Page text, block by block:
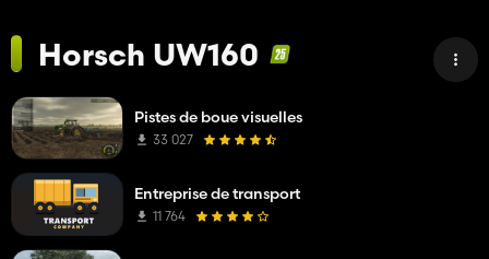
Horsch UW160
Pistes de boue visuelles
33 027
Entreprise de transport
11 764